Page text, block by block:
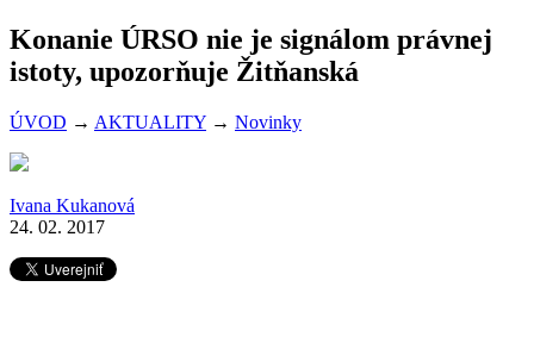
Konanie ÚRSO nie je signálom právnej
istoty, upozorňuje Žitňanská
ÚVOD → AKTUALITY → Novinky
Ivana Kukanová
24. 02. 2017